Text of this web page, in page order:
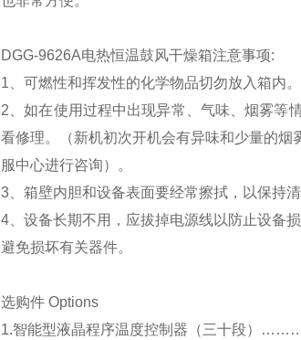
DGG-9626A电热恒温鼓风干燥箱注意事项:
1、可燃性和挥发性的化学物品切勿放入箱内。
2、如在使用过程中出现异常、气味、烟雾等
看修理。（新机初次开机会有异味和少量的
服中心进行咨询）。
3、箱壁内胆和设备表面要经常擦拭，以保持
4、设备长期不用，应拔掉电源线以防止设备
避免损坏有关器件。
选购件 Options
1.智能型液晶程序温度控制器（三十段）